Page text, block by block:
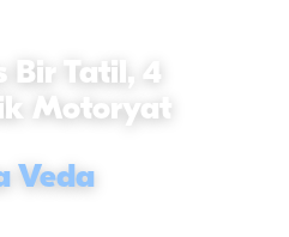
Bir Tatil, 4
Motoryat
Veda